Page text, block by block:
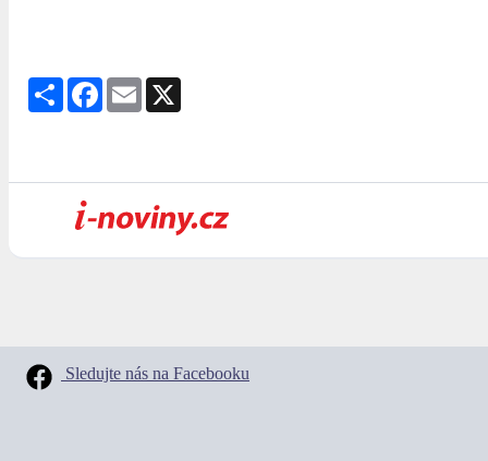
Share Facebook
Email
Sledujte nás na Facebooku